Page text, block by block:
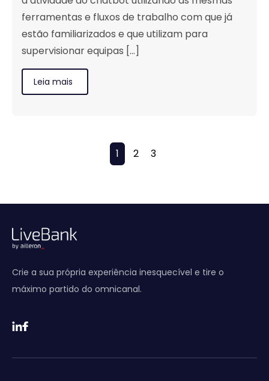
ferramentas e fluxos de trabalho com que já
estão familiarizados e que utilizam para
supervisionar equipas [...]
Leia mais
1 2 3
Crie a sua própria experiência inesquecível e tire o
máximo partido do omnicanal.